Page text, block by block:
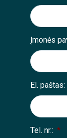
Įmonės
El. paštas:
Tel. nr.: *